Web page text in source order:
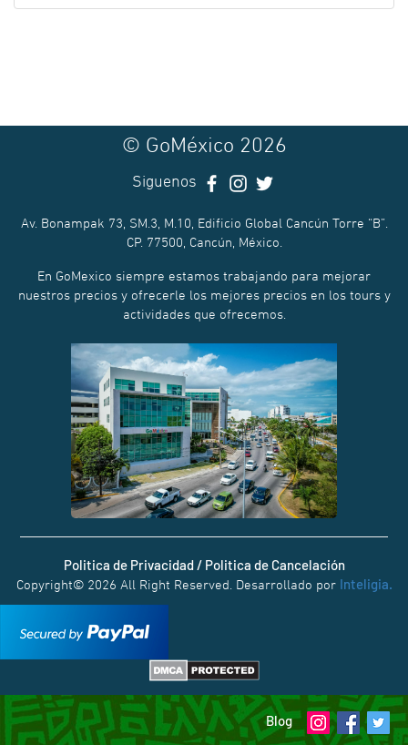
© GoMéxico 2026
Siguenos
Av. Bonampak 73, SM.3, M.10, Edificio Global Cancún Torre “B”.
CP. 77500, Cancún, México.
En GoMexico siempre estamos trabajando para mejorar
nuestros precios y ofrecerle los mejores precios en los tours y
actividades que ofrecemos.
Politica de Privacidad / Politica de Cancelación
Copyright© 2026 All Right Reserved. Desarrollado por Inteligia.
Blog